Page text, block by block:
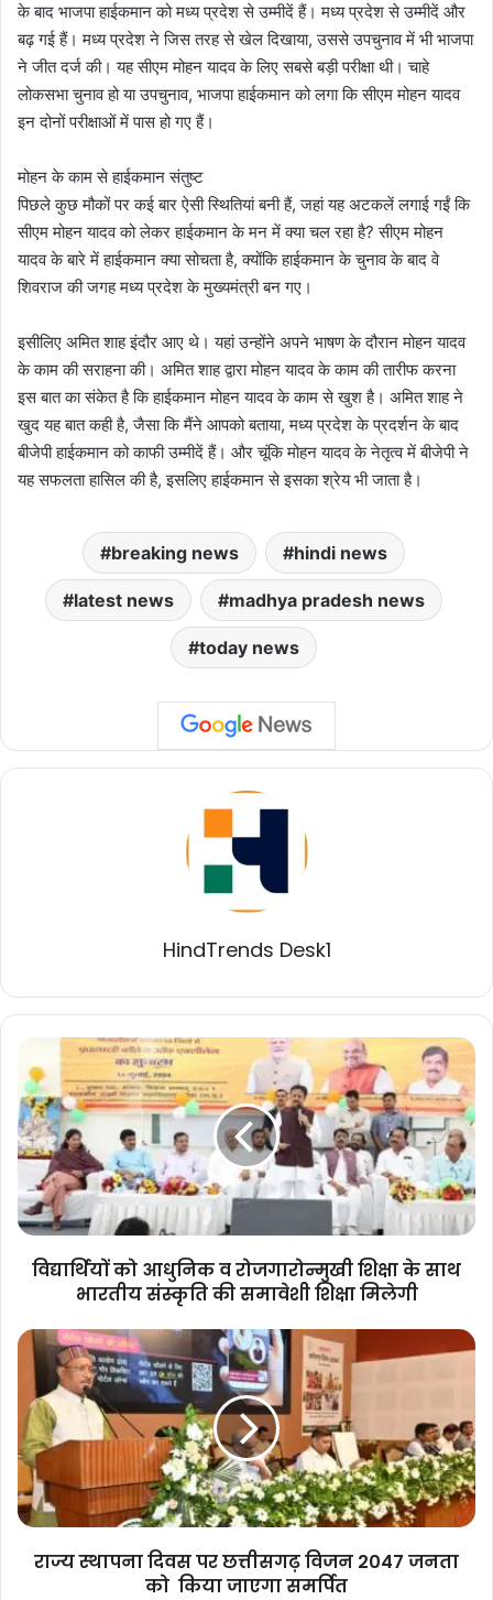
के बाद भाजपा हाईकमान को मध्य प्रदेश से उम्मीदें हैं। मध्य प्रदेश से उम्मीदें और
बढ़ गई हैं। मध्य प्रदेश ने जिस तरह से खेल दिखाया, उससे उपचुनाव में भी भाजपा
ने जीत दर्ज की। यह सीएम मोहन यादव के लिए सबसे बड़ी परीक्षा थी। चाहे
लोकसभा चुनाव हो या उपचुनाव, भाजपा हाईकमान को लगा कि सीएम मोहन यादव
इन दोनों परीक्षाओं में पास हो गए हैं।
मोहन के काम से हाईकमान संतुष्ट
पिछले कुछ मौकों पर कई बार ऐसी स्थितियां बनी हैं, जहां यह अटकलें लगाई गईं कि
सीएम मोहन यादव को लेकर हाईकमान के मन में क्या चल रहा है? सीएम मोहन
यादव के बारे में हाईकमान क्या सोचता है, क्योंकि हाईकमान के चुनाव के बाद वे
शिवराज की जगह मध्य प्रदेश के मुख्यमंत्री बन गए।
इसीलिए अमित शाह इंदौर आए थे। यहां उन्होंने अपने भाषण के दौरान मोहन यादव
के काम की सराहना की। अमित शाह द्वारा मोहन यादव के काम की तारीफ करना
इस बात का संकेत है कि हाईकमान मोहन यादव के काम से खुश है। अमित शाह ने
खुद यह बात कही है, जैसा कि मैंने आपको बताया, मध्य प्रदेश के प्रदर्शन के बाद
बीजेपी हाईकमान को काफी उम्मीदें हैं। और चूंकि मोहन यादव के नेतृत्व में बीजेपी ने
यह सफलता हासिल की है, इसलिए हाईकमान से इसका श्रेय भी जाता है।
breaking news hindi news
latest news madhya pradesh news
today news
HindTrends Desk1
को
आधुनिक
व
रोजगारोन्मुखी
शिक्षा
साथ
भारतीय
संस्कृति
शिक्षा
मिलेगी
विद्यार्थियों को आधुनिक व रोजगारोन्मुखी शिक्षा के साथ
भारतीय संस्कृति की समावेशी शिक्षा मिलेगी
राज्य
स्थापना
दिवस
पर
छत्तीसगढ़
विजन
2047
जनता
को
जाएगाराज्य स्थापना दिवस पर छत्तीसगढ़ विजन 2047 जनता
को किया जाएगा समर्पित